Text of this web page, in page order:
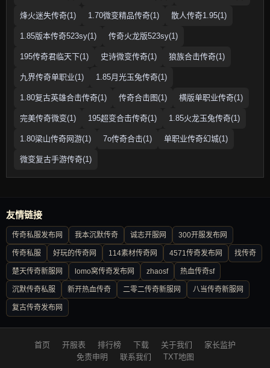
烽火迷失传奇(1) 1.70微变精品传奇(1) 散人传奇1.95(1)
1.85版本传奇523sy(1) 传奇火龙版523sy(1)
195传奇君临天下(1) 史诗微变传奇(1) 狼族合击传奇(1)
九界传奇单职业(1) 1.85月光玉兔传奇(1)
1.80复古英雄合击传奇(1) 传奇合击图(1) 横版单职业传奇(1)
完美传奇微变(1) 195超变合击传奇(1) 1.85火龙玉兔传奇(1)
1.80梁山传奇网游(1) 7o传奇合击(1) 单职业传奇幻城(1)
微变复古手游传奇(1)
友情链接
传奇私服发布网 我本沉默传奇 诚志开服网 300开服发布网
传奇私服 好玩的传奇网 114素材传奇网 4571传奇发布网 找传奇
楚天传奇新服网 lomo窝传奇发布网 zhaosf 热血传奇sf
沉默传奇私服 新开热血传奇 二零二传奇新服网 八当传奇新服网
复古传奇发布网
首页 开服表 排行榜 下载 关于我们
家长监护
免责申明
联系我们 TXT地图